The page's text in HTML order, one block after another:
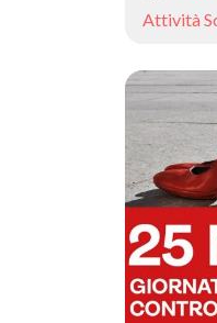
Attività